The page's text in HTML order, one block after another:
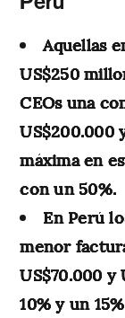
Aquellas
US$250
CEOs una
US$200.000
máxima en
con un 50%.
En Perú
menor
US$70.000 y
10% y un